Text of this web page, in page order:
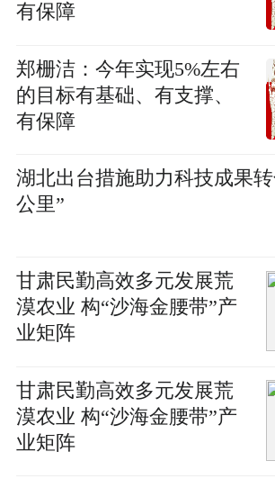
有保障
郑栅洁：今年实现5%左右
的目标有基础、有支撑、
有保障
湖北出台措施助力科技成果
公里”
甘肃民勤高效多元发展荒
漠农业 构“沙海金腰带”产
业矩阵
甘肃民勤高效多元发展荒
漠农业 构“沙海金腰带”产
业矩阵